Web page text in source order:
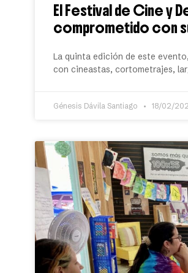
El Festival de Cine y
comprometido con
La quinta edición de este
con cineastas, cortometrajes,
Génesis Dávila Santiago 18/02/